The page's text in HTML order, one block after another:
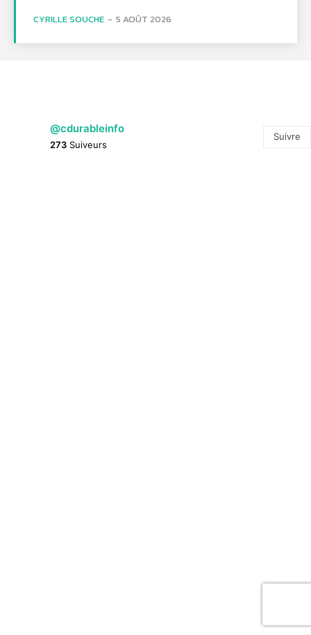
CYRILLE SOUCHE - 5 AOÛT 2026
@cdurableinfo
273 Suiveurs
Suivre